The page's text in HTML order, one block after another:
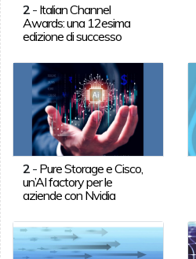
2- Italian Channel
Awards: una 12esima
edizione di successo
2- Pure Storage e Cisco,
un’AI factory per le
aziende con Nvidia